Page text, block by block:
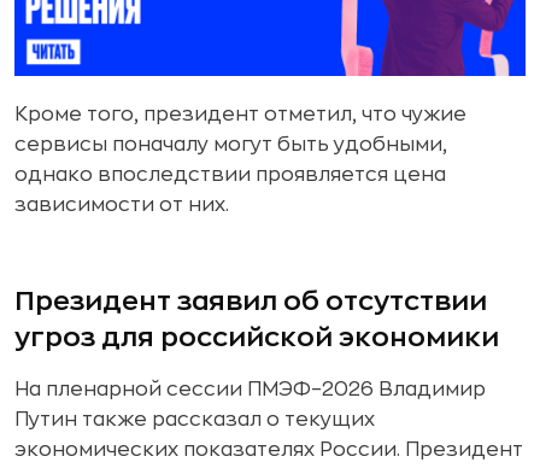
Кроме того, президент отметил, что чужие
сервисы поначалу могут быть удобными,
однако впоследствии проявляется цена
зависимости от них.
Президент заявил об отсутствии
угроз для российской экономики
На пленарной сессии ПМЭФ–2026 Владимир
Путин также рассказал о текущих
экономических показателях России. Президент